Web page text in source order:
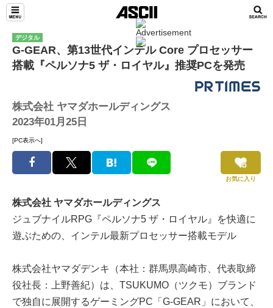
デジタル
G-GEAR、第13世代インテル Core プロセッサー
搭載『ペルソナ5 ザ・ロイヤル』推奨PCを発売
株式会社 ヤマダホールディングス
2023年01月25日
[PC表示へ]
お気に入り
株式会社 ヤマダホールディングス
ジュブナイルRPG『ペルソナ5 ザ・ロイヤル』を快適に
遊ぶための、インテル最新プロセッサー搭載モデル
株式会社ヤマダデンキ（本社：群馬県高崎市、代表取締
役社長：上野善紀）は、TSUKUMO（ツクモ）ブランド
で独自に展開するゲーミングPC「G-GEAR」において、